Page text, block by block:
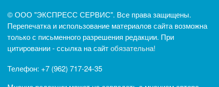
© ООО "ЭКСПРЕСС СЕРВИС". Все права защищены.
Перепечатка и использование материалов сайта возможна
только с письменного разрешения редакции. При
цитировании - ссылка на сайтобязательна!
Телефон: +7 (962) 717-24-35